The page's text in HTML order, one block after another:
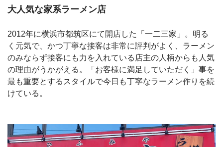
大人気な家系ラーメン店
2012年に横浜市都筑区にて開店した「一二三家」。明る
く元気で、かつ丁寧な接客は非常に評判がよく、ラーメン
のみならず接客にも力を入れている店主の人柄からも人気
の理由がうかがえる。「お客様に満足していただく」事を
最も重要とするスタイルで今日も丁寧なラーメン作りを続
けている。